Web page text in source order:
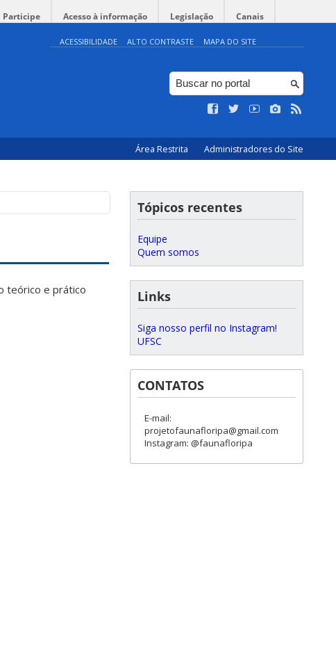
Participe Acesso à informação Legislação Canais
ACESSIBILIDADE ALTO CONTRASTE MAPA DO SITE
Área Restrita Administradores do Site
teórico e prático
Tópicos recentes
Equipe
Quem somos
Links
Siga nosso perfil no Instagram!
UFSC
CONTATOS
E-mail:
projetofaunafloripa@gmail.com
Instagram: @faunafloripa